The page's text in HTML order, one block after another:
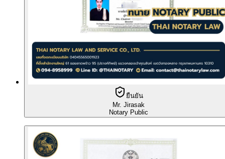
ยืนยัน
Mr. Jirasak
Notary Public